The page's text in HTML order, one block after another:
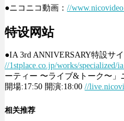
●ニコニコ動画： //
特设网站
●IA 3rd ANNIVERSARY特設サイ
//1stplace.co.jp/works/specialized/
ーティー 〜ライブ&トーク〜」
開場:17:50 開演:18:00 //
相关推荐